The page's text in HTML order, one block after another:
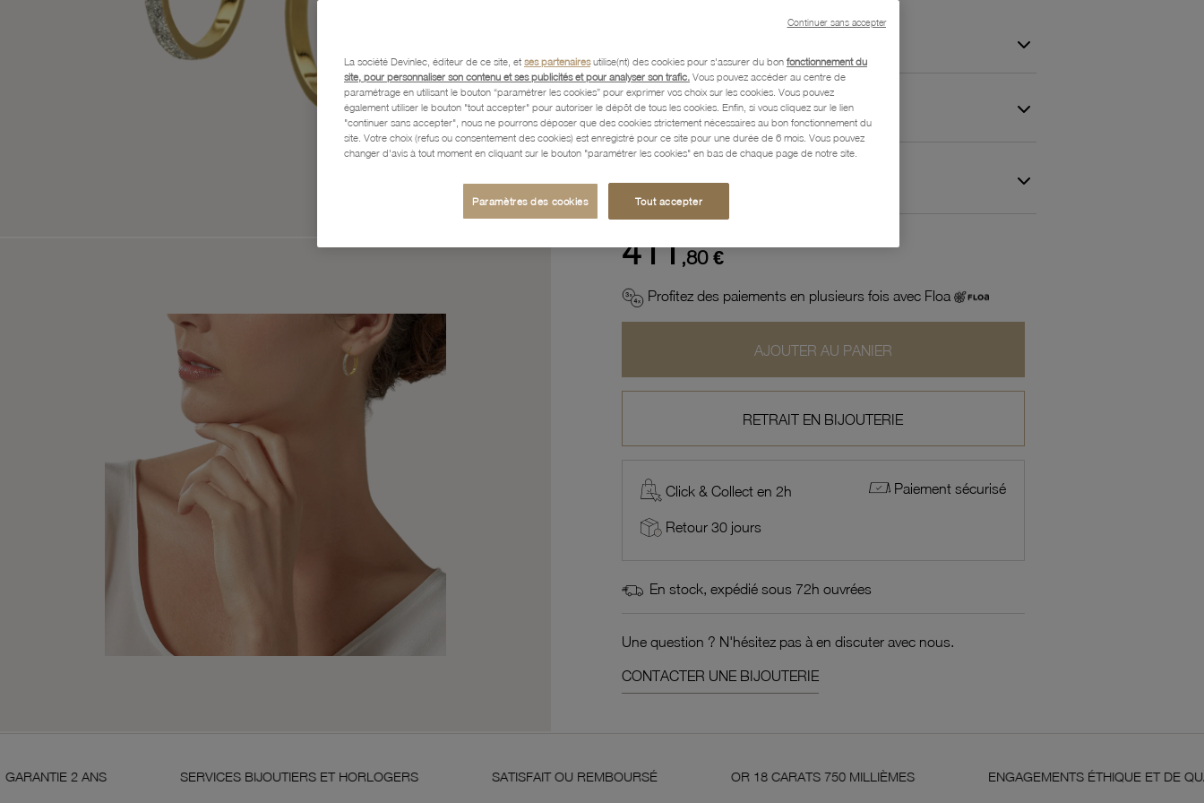
Caractéristiques détaillées
Paiement, Livraison, Retours et Garantie
411,80 €
Profitez des paiements en plusieurs fois avec Floa
AJOUTER AU PANIER
RETRAIT EN BIJOUTERIE
Click & Collect en 2h Paiement sécurisé
Retour 30 jours
En stock, expédié sous 72h ouvrées
Une question ? N'hésitez pas à en discuter avec nous.
CONTACTER UNE BIJOUTERIE
SERVICES BIJOUTIERS ET HORLOGERS SATISFAIT OU REMBOURSÉ OR 18 CARATS 750 MILLIÈMES ENGAGEMENTS ÉTHIQUE ET DE QUALITÉ
La société Devinlec, éditeur de ce site, et ses partenairesutilise(nt) des cookies pour s'assurer du bon fonctionnement du
site, pour personnaliser son contenu et ses publicités et pour analyser son trafic. Vous pouvez accéder au centre de
paramétrage en utilisant le bouton “paramétrer les cookies” pour exprimer vos choix sur les cookies. Vous pouvez
également utiliser le bouton "tout accepter" pour autoriser le dépôt de tous les cookies. Enfin, si vous cliquez sur le lien
"continuer sans accepter", nous ne pourrons déposer que des cookies strictement nécessaires au bon fonctionnement du
site. Votre choix (refus ou consentement des cookies) est enregistré pour ce site pour une durée de 6 mois. Vous pouvez
changer d'avis à tout moment en cliquant sur le bouton "paramétrer les cookies" en bas de chaque page de notre site.
Paramètres des cookies Tout accepter
Continuer sans accepter